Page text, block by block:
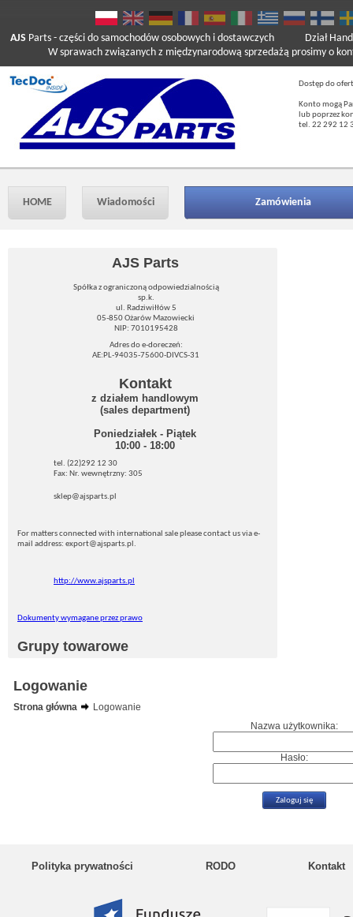
AJS Parts - części do samochodów osobowych i dostawczych
W sprawach związanych z międzynarodową sprzedażą prosimy o
Dział
Dostęp do
Konto mogą
lub poprzez
tel. 22 292 12
HOME Wiadomości Zamówienia
AJS Parts
Spółka z ograniczoną odpowiedzialnością
sp.k.
ul. Radziwiłłów 5
05-850 Ożarów Mazowiecki
NIP: 7010195428
Adres do e-doreczeń:
AE:PL-94035-75600-DIVCS-31
Kontakt
z działem handlowym
(sales department)
Poniedziałek - Piątek
10:00 - 18:00
tel. (22)292 12 30
Fax: Nr. wewnętrzny: 305
sklep@ajsparts.pl
For matters connected with international sale please contact us via e-
mail address: export@ajsparts.pl.
http://www.ajsparts.pl
Dokumenty wymagane przez prawo
Grupy towarowe
Logowanie
Strona główna
Logowanie
Nazwa użytkownika:
Hasło:
Polityka prywatności RODO Kontakt